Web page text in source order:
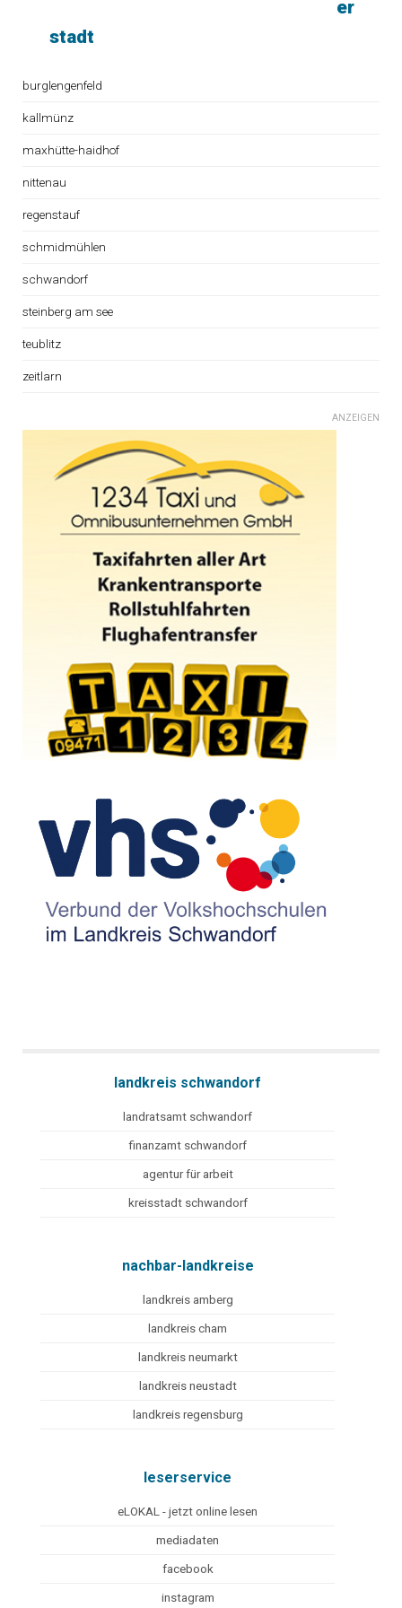
er
stadt
burglengenfeld
kallmünz
maxhütte-haidhof
nittenau
regenstauf
schmidmühlen
schwandorf
steinberg am see
teublitz
zeitlarn
ANZEIGEN
landkreis schwandorf
landratsamt schwandorf
finanzamt schwandorf
agentur für arbeit
kreisstadt schwandorf
nachbar-landkreise
landkreis amberg
landkreis cham
landkreis neumarkt
landkreis neustadt
landkreis regensburg
leserservice
eLOKAL - jetzt online lesen
mediadaten
facebook
instagram